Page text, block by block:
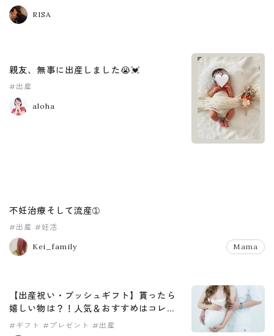
RISA
親友、無事に出産しました😭💓
#出産
aloha
不妊治療そして流産➀
#出産 #妊活
Kei_family Mama
【出産祝い・プッシュギフト】貰ったら
嬉しい物は？！人気＆おすすめはコレ！
女の子・男の子兼用！ママ向けにも！
#ギフト #プレゼント #出産